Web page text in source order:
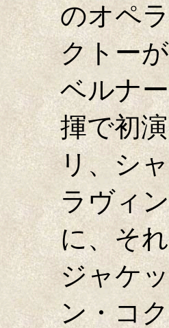
のオペ
クトー
ベルナ
揮で初
リ、シ
ラヴィ
に、そ
ジャケ
ン・コ